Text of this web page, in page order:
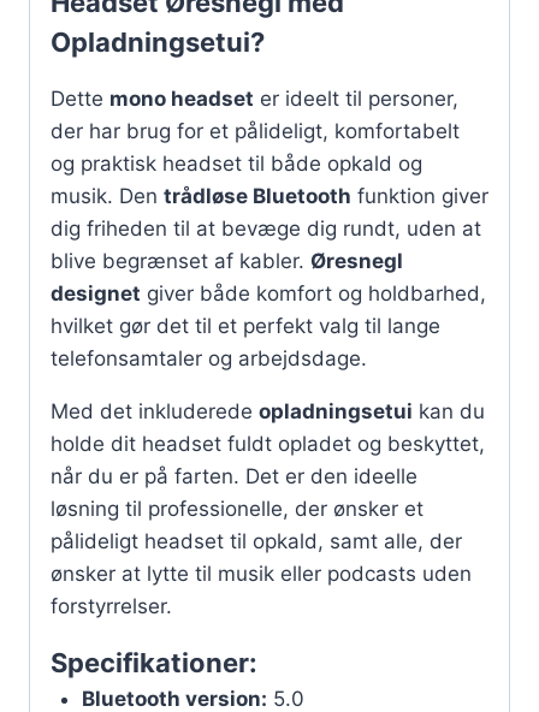
Opladningsetui?
Dette mono headset er ideelt til personer,
der har brug for et pålideligt, komfortabelt
og praktisk headset til både opkald og
musik. Den trådløse Bluetooth funktion giver
dig friheden til at bevæge dig rundt, uden at
blive begrænset af kabler. Øresnegl
designet giver både komfort og holdbarhed,
hvilket gør det til et perfekt valg til lange
telefonsamtaler og arbejdsdage.
Med det inkluderede opladningsetui kan du
holde dit headset fuldt opladet og beskyttet,
når du er på farten. Det er den ideelle
løsning til professionelle, der ønsker et
pålideligt headset til opkald, samt alle, der
ønsker at lytte til musik eller podcasts uden
forstyrrelser.
Specifikationer:
Bluetooth version: 5.0